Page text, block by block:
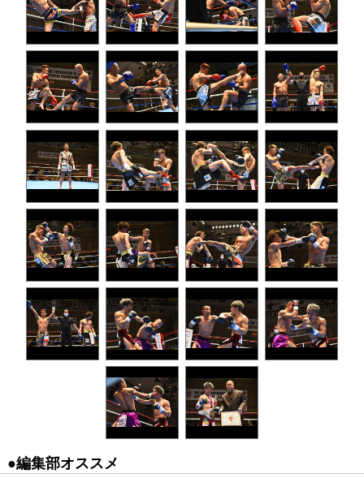
●編集部オススメ